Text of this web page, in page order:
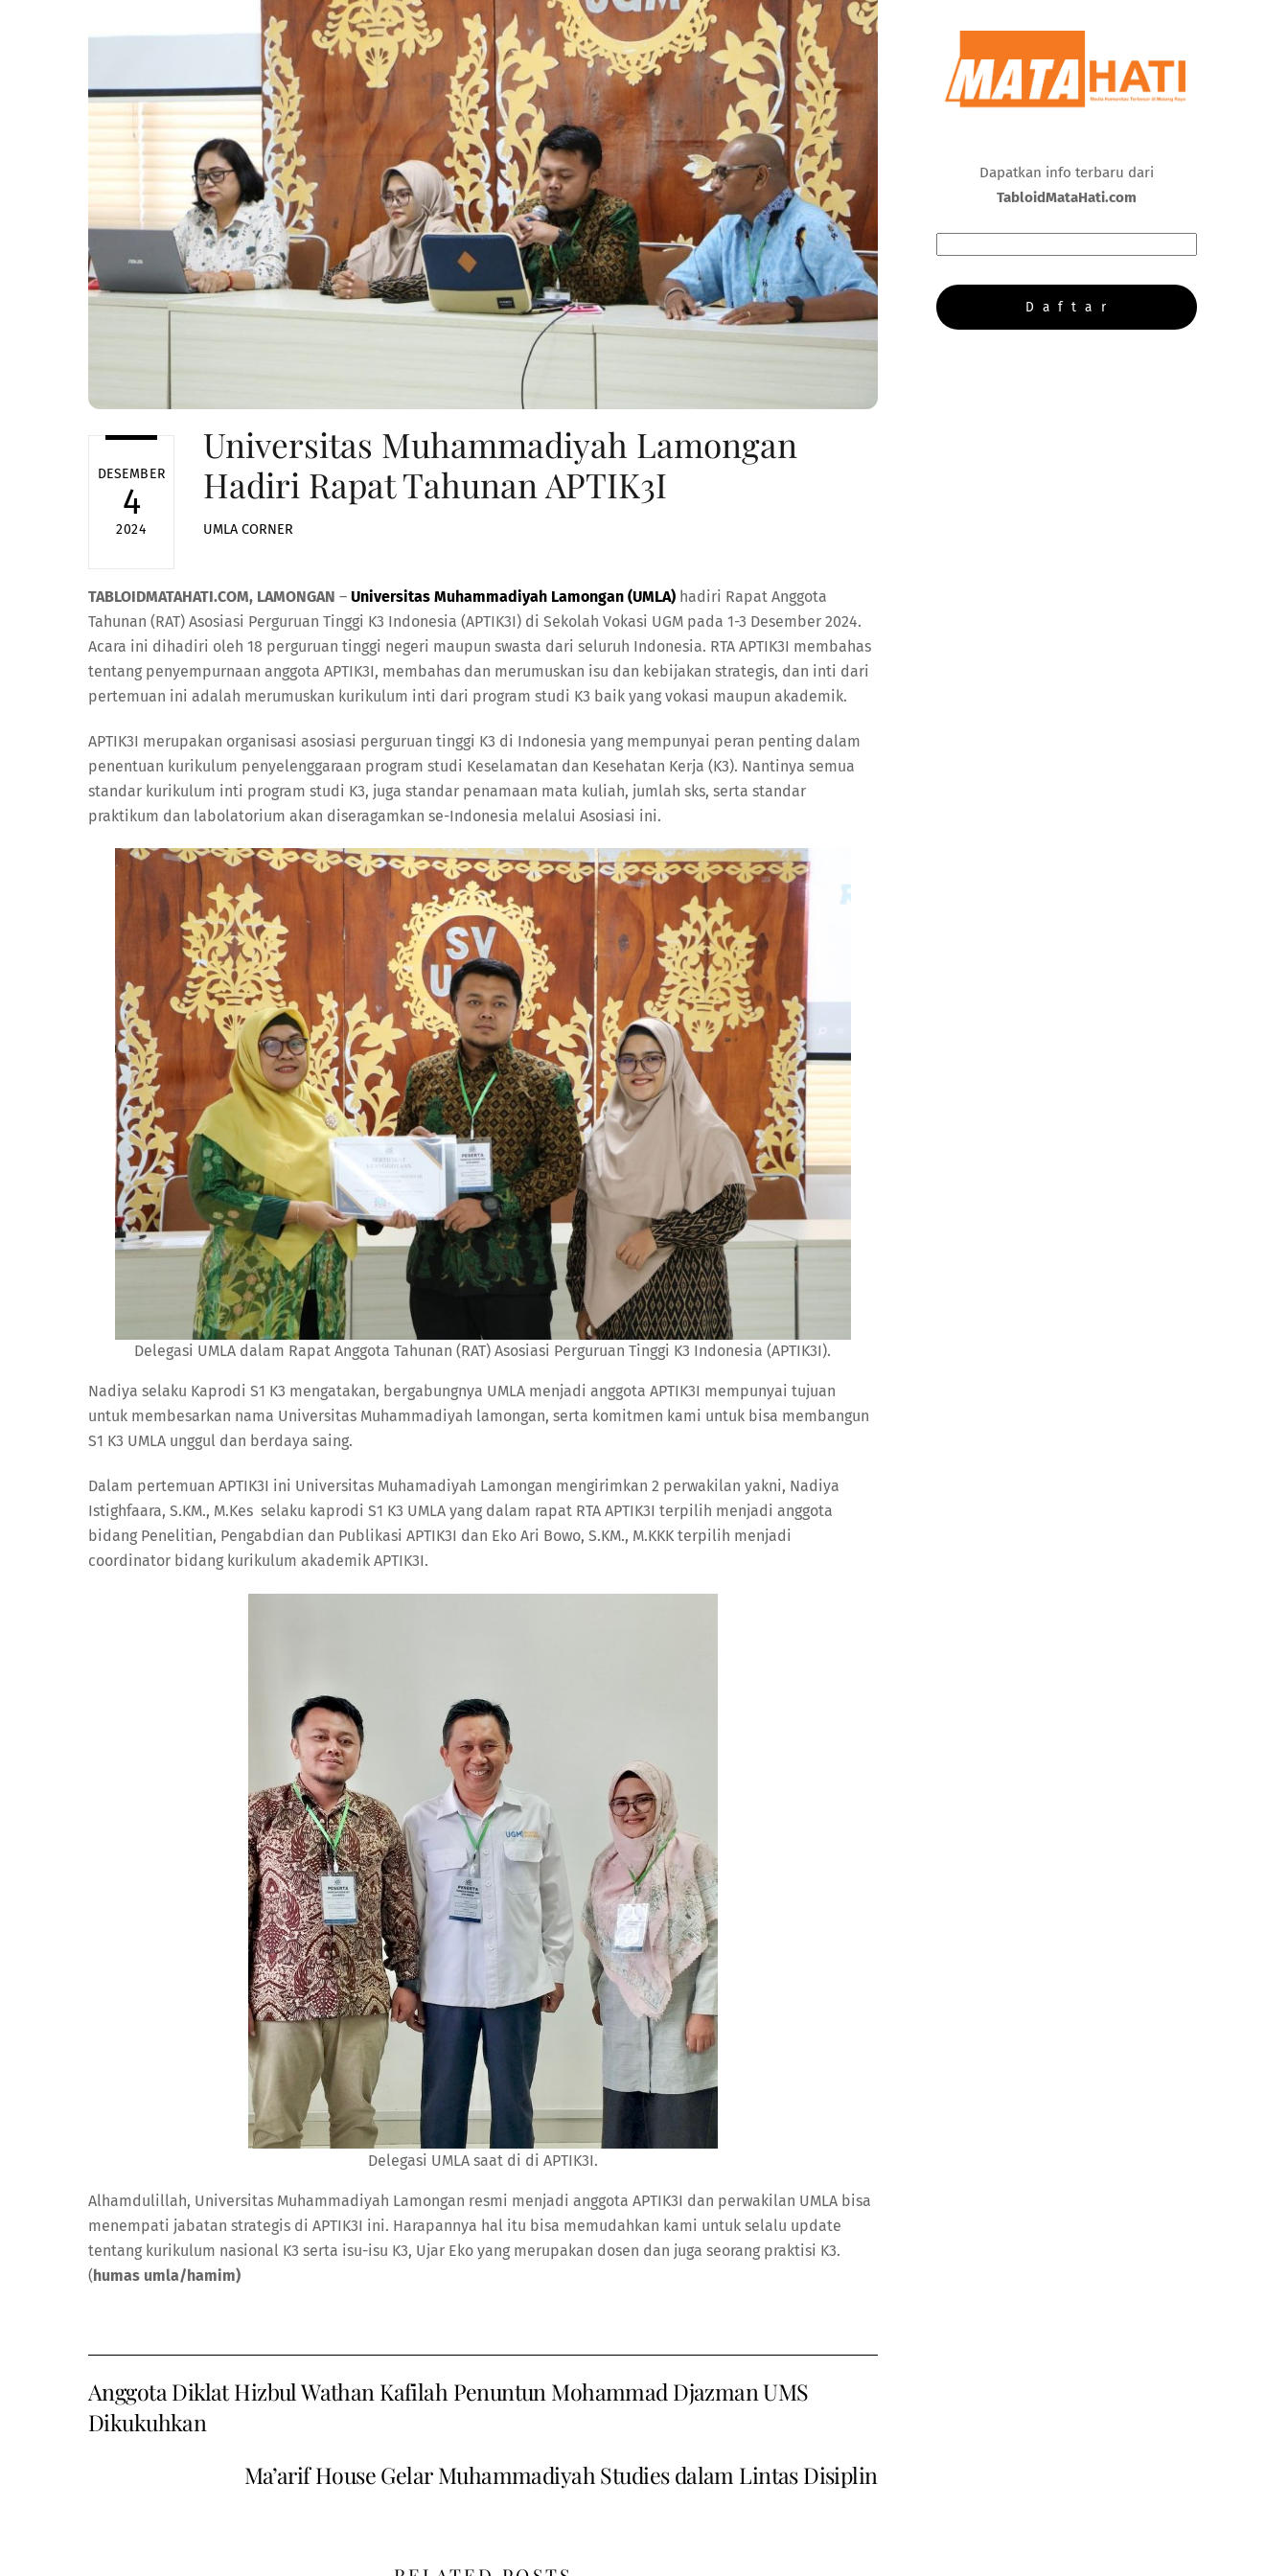
DESEMBER
4
2024
Universitas Muhammadiyah Lamongan
Hadiri Rapat Tahunan APTIK3I
UMLA CORNER
TABLOIDMATAHATI.COM, LAMONGAN – Universitas Muhammadiyah Lamongan (UMLA) hadiri Rapat Anggota
Tahunan (RAT) Asosiasi Perguruan Tinggi K3 Indonesia (APTIK3I) di Sekolah Vokasi UGM pada 1-3 Desember 2024.
Acara ini dihadiri oleh 18 perguruan tinggi negeri maupun swasta dari seluruh Indonesia. RTA APTIK3I membahas
tentang penyempurnaan anggota APTIK3I, membahas dan merumuskan isu dan kebijakan strategis, dan inti dari
pertemuan ini adalah merumuskan kurikulum inti dari program studi K3 baik yang vokasi maupun akademik.
APTIK3I merupakan organisasi asosiasi perguruan tinggi K3 di Indonesia yang mempunyai peran penting dalam
penentuan kurikulum penyelenggaraan program studi Keselamatan dan Kesehatan Kerja (K3). Nantinya semua
standar kurikulum inti program studi K3, juga standar penamaan mata kuliah, jumlah sks, serta standar
praktikum dan labolatorium akan diseragamkan se-Indonesia melalui Asosiasi ini.
Delegasi UMLA dalam Rapat Anggota Tahunan (RAT) Asosiasi Perguruan Tinggi K3 Indonesia (APTIK3I).
Nadiya selaku Kaprodi S1 K3 mengatakan, bergabungnya UMLA menjadi anggota APTIK3I mempunyai tujuan
untuk membesarkan nama Universitas Muhammadiyah lamongan, serta komitmen kami untuk bisa membangun
S1 K3 UMLA unggul dan berdaya saing.
Dalam pertemuan APTIK3I ini Universitas Muhamadiyah Lamongan mengirimkan 2 perwakilan yakni, Nadiya
Istighfaara, S.KM., M.Kes selaku kaprodi S1 K3 UMLA yang dalam rapat RTA APTIK3I terpilih menjadi anggota
bidang Penelitian, Pengabdian dan Publikasi APTIK3I dan Eko Ari Bowo, S.KM., M.KKK terpilih menjadi
coordinator bidang kurikulum akademik APTIK3I.
Delegasi UMLA saat di di APTIK3I.
Alhamdulillah, Universitas Muhammadiyah Lamongan resmi menjadi anggota APTIK3I dan perwakilan UMLA bisa
menempati jabatan strategis di APTIK3I ini. Harapannya hal itu bisa memudahkan kami untuk selalu update
tentang kurikulum nasional K3 serta isu-isu K3, Ujar Eko yang merupakan dosen dan juga seorang praktisi K3.
(humas umla/hamim)
Anggota Diklat Hizbul Wathan Kafilah Penuntun Mohammad Djazman UMS
Dikukuhkan
Ma’arif House Gelar Muhammadiyah Studies dalam Lintas Disiplin
Dapatkan info terbaru dari
TabloidMataHati.com